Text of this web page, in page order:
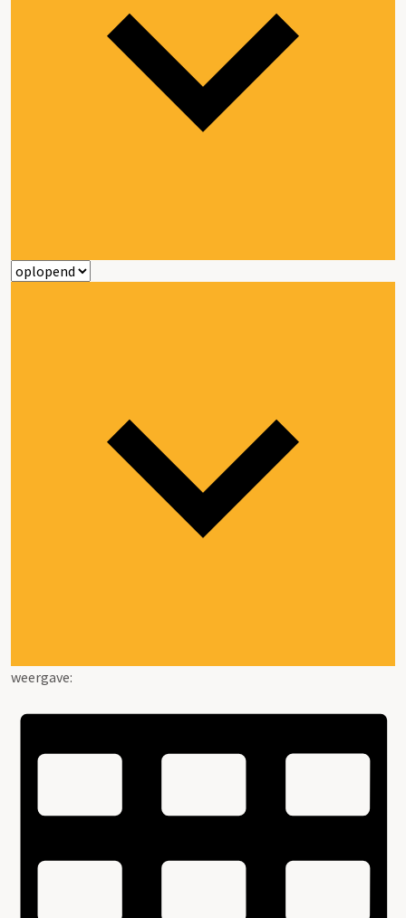
weergave: